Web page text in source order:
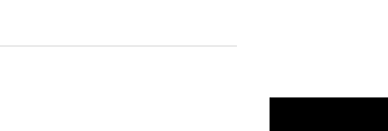
Reproductor